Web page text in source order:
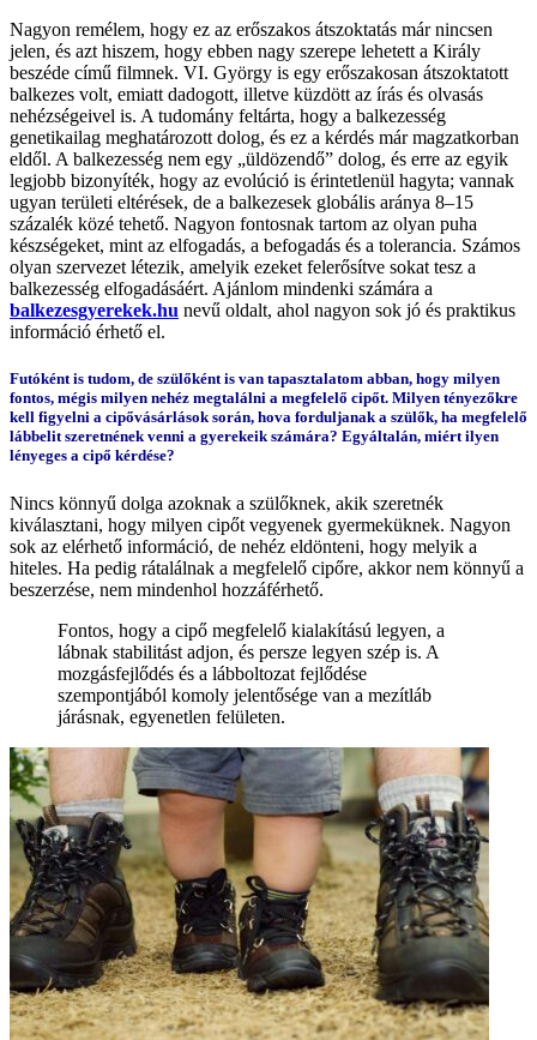
Nagyon remélem, hogy ez az erőszakos átszoktatás már nincsen
jelen, és azt hiszem, hogy ebben nagy szerepe lehetett a Király
beszéde című filmnek. VI. György is egy erőszakosan átszoktatott
balkezes volt, emiatt dadogott, illetve küzdött az írás és olvasás
nehézségeivel is. A tudomány feltárta, hogy a balkezesség
genetikailag meghatározott dolog, és ez a kérdés már magzatkorban
eldől. A balkezesség nem egy „üldözendő” dolog, és erre az egyik
legjobb bizonyíték, hogy az evolúció is érintetlenül hagyta; vannak
ugyan területi eltérések, de a balkezesek globális aránya 8–15
százalék közé tehető. Nagyon fontosnak tartom az olyan puha
készségeket, mint az elfogadás, a befogadás és a tolerancia. Számos
olyan szervezet létezik, amelyik ezeket felerősítve sokat tesz a
balkezesség elfogadásáért. Ajánlom mindenki számára a
balkezesgyerekek.hu nevű oldalt, ahol nagyon sok jó és praktikus
információ érhető el.
Futóként is tudom, de szülőként is van tapasztalatom abban, hogy milyen
fontos, mégis milyen nehéz megtalálni a megfelelő cipőt. Milyen tényezőkre
kell figyelni a cipővásárlások során, hova forduljanak a szülők, ha megfelelő
lábbelit szeretnének venni a gyerekeik számára? Egyáltalán, miért ilyen
lényeges a cipő kérdése?
Nincs könnyű dolga azoknak a szülőknek, akik szeretnék
kiválasztani, hogy milyen cipőt vegyenek gyermeküknek. Nagyon
sok az elérhető információ, de nehéz eldönteni, hogy melyik a
hiteles. Ha pedig rátalálnak a megfelelő cipőre, akkor nem könnyű a
beszerzése, nem mindenhol hozzáférhető.
Fontos, hogy a cipő megfelelő kialakítású legyen, a
lábnak stabilitást adjon, és persze legyen szép is. A
mozgásfejlődés és a lábboltozat fejlődése
szempontjából komoly jelentősége van a mezítláb
járásnak, egyenetlen felületen.